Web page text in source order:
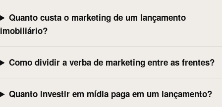
Quanto custa o marketing de um lançamento
imobiliário?
Como dividir a verba de marketing entre as frentes?
Quanto investir em mídia paga em um lançamento?